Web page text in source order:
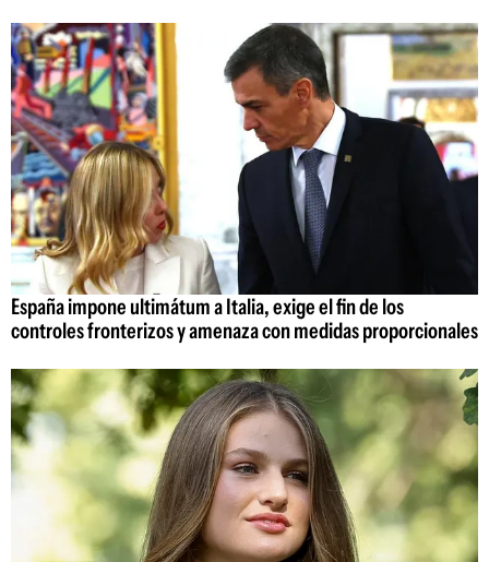
España impone ultimátum a Italia, exige el fin de los
controles fronterizos y amenaza con medidas proporcionales